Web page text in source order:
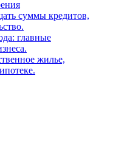
суммы кредитов,
главные
жилье,